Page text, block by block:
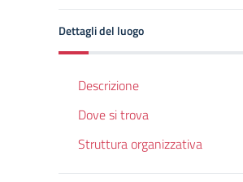
Dettagli del luogo
Descrizione
Dove si trova
Struttura organizzativa